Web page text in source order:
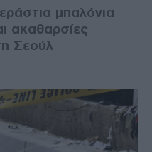
μπαλόνια
ακαθαρσίες
Σεούλ